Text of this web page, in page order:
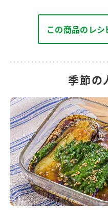
この商品のレシ
季節の